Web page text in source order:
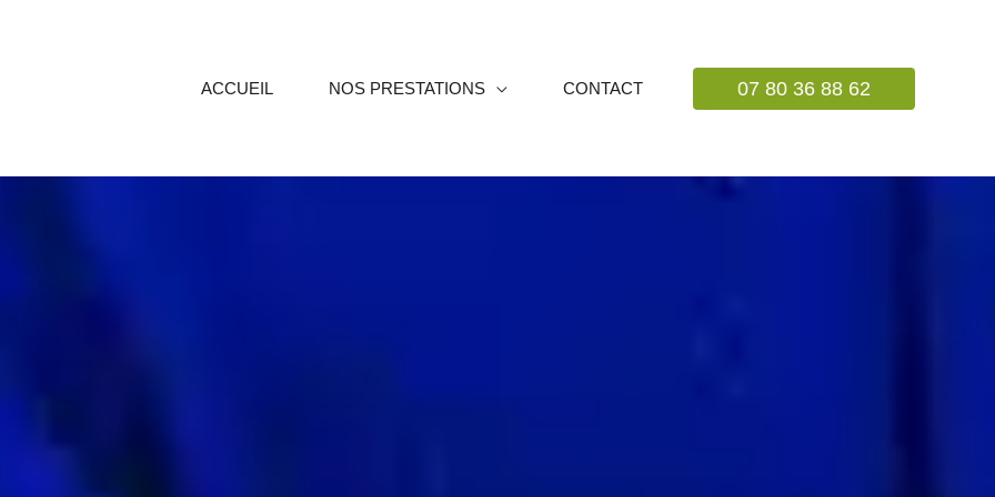
ACCUEIL NOS PRESTATIONS CONTACT 07 80 36 88 62